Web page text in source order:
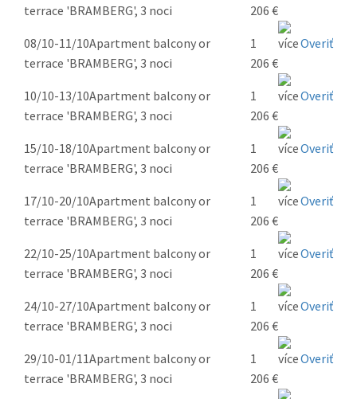
terrace 'BRAMBERG', 3 noci
206 €
08/10-11/10Apartment balcony or
terrace 'BRAMBERG', 3 noci
1
206 €
Overiť
10/10-13/10Apartment balcony or
terrace 'BRAMBERG', 3 noci
1
206 €
Overiť
15/10-18/10Apartment balcony or
terrace 'BRAMBERG', 3 noci
1
206 €
Overiť
17/10-20/10Apartment balcony or
terrace 'BRAMBERG', 3 noci
1
206 €
Overiť
22/10-25/10Apartment balcony or
terrace 'BRAMBERG', 3 noci
1
206 €
Overiť
24/10-27/10Apartment balcony or
terrace 'BRAMBERG', 3 noci
1
206 €
Overiť
29/10-01/11Apartment balcony or
terrace 'BRAMBERG', 3 noci
1
206 €
Overiť